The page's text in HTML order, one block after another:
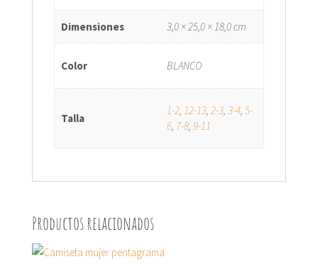
Dimensiones 3,0 × 25,0 × 18,0 cm
Color BLANCO
Talla
1-2, 12-13, 2-3, 3-4, 5-
6, 7-8, 9-11
Productos relacionados